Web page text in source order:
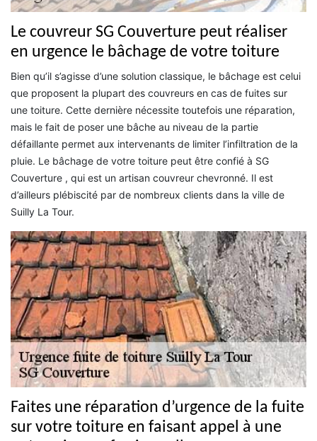
Le couvreur SG Couverture peut réaliser
en urgence le bâchage de votre toiture
Bien qu’il s’agisse d’une solution classique, le bâchage est celui
que proposent la plupart des couvreurs en cas de fuites sur
une toiture. Cette dernière nécessite toutefois une réparation,
mais le fait de poser une bâche au niveau de la partie
défaillante permet aux intervenants de limiter l’infiltration de la
pluie. Le bâchage de votre toiture peut être confié à SG
Couverture , qui est un artisan couvreur chevronné. Il est
d’ailleurs plébiscité par de nombreux clients dans la ville de
Suilly La Tour.
Faites une réparation d’urgence de la fuite
sur votre toiture en faisant appel à une